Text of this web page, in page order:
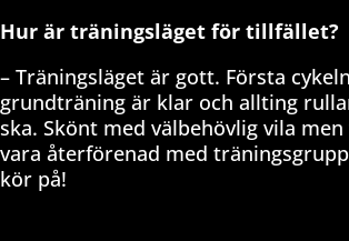
Hur är träningsläget för tillfället?
– Träningsläget är gott. Första
grundträning är klar och allting
ska. Skönt med välbehövlig vila
vara återförenad med
kör på!